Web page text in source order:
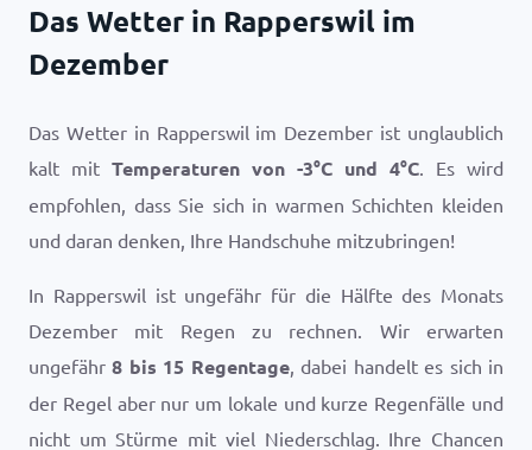
Das Wetter in Rapperswil im
Dezember
Das Wetter in Rapperswil im Dezember ist unglaublich
kalt mit Temperaturen von -3°C und 4°C. Es wird
empfohlen, dass Sie sich in warmen Schichten kleiden
und daran denken, Ihre Handschuhe mitzubringen!
In Rapperswil ist ungefähr für die Hälfte des Monats
Dezember mit Regen zu rechnen. Wir erwarten
ungefähr8 bis 15 Regentage, dabei handelt es sich in
der Regel aber nur um lokale und kurze Regenfälle und
nicht um Stürme mit viel Niederschlag. Ihre Chancen